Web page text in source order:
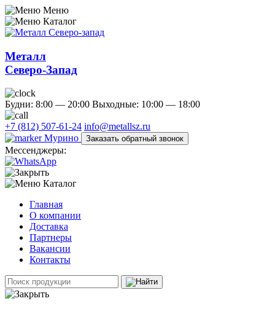
Меню
Каталог
Металл
Северо-Запад
Будни: 8:00 — 20:00 Выходные: 10:00 — 18:00
+7 (812) 507-61-24 info@metallsz.ru
Мурино
Заказать обратный звонок
Мессенджеры:
Каталог
Главная
О компании
Доставка
Партнеры
Вакансии
Контакты